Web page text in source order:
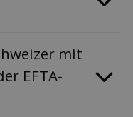
mit
EFTA-